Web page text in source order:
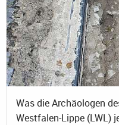
Was die Archäologen
Westfalen-Lippe (LWL)